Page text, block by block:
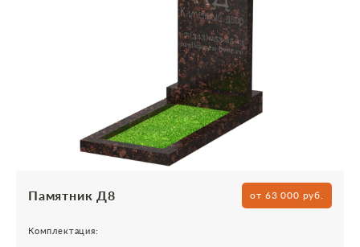
Памятник Д8 от 63 000 руб.
Комплектация: